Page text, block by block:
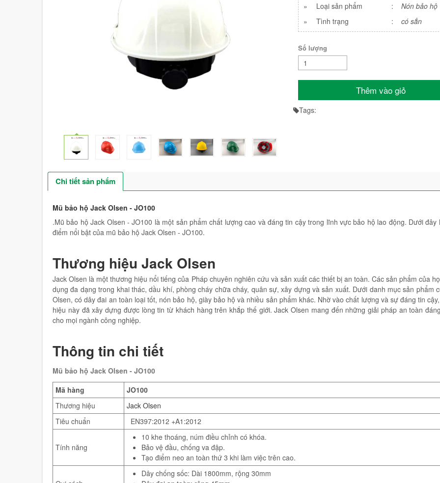
»
Loại sản phẩm :
Nón bảo hộ
»
Tình trạng : có sẳn
Số lượng
Thêm vào giỏ
Tags:
Chi tiết sản phẩm
Mũ bảo hộ Jack Olsen - JO100
.Mũ bảo hộ Jack Olsen - JO100 là một sản phẩm chất lượng cao và đáng tin cậy trong lĩnh vực bảo hộ lao động. Dưới đây
điểm nổi bật của mũ bảo hộ Jack Olsen - JO100.
Thương hiệu Jack Olsen
Jack Olsen là một thương hiệu nổi tiếng của Pháp chuyên nghiên cứu và sản xuất các thiết bị an toàn. Các sản phẩm của
dụng đa dạng trong khai thác, dầu khí, phòng cháy chữa cháy, quân sự, xây dựng và sản xuất. Dưới danh mục sản phẩm
Olsen, có dây đai an toàn loại tốt, nón bảo hộ, giày bảo hộ và nhiều sản phẩm khác. Nhờ vào chất lượng và sự đáng tin
hiệu này đã xây dựng được lòng tin từ khách hàng trên khắp thế giới. Jack Olsen mang đến những giải pháp an toàn
cho mọi ngành công nghiệp.
Thông tin chi tiết
Mũ bảo hộ Jack Olsen - JO100
Mã hàng
JO100
Thương hiệu
Jack Olsen
Tiêu chuẩn
EN397:2012 +A1:2012
Tính năng
10 khe thoáng, núm điều chỉnh có khóa.
Bảo vệ đầu, chống va đập.
Tạo điểm neo an toàn thứ 3 khi làm việc trên cao.
Dây chống sốc: Dài 1800mm, rộng 30mm